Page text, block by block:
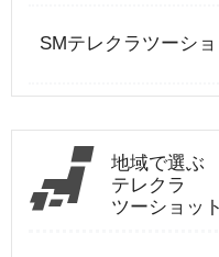
SMテレクラツーシ
地域で選ぶ
テレクラ
ツーショッ